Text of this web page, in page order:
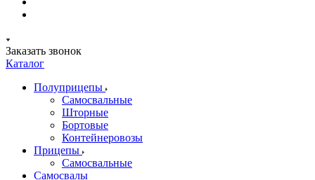
Заказать звонок
Каталог
Полуприцепы
Самосвальные
Шторные
Бортовые
Контейнеровозы
Прицепы
Самосвальные
Самосвалы